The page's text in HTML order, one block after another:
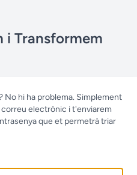
i Transformem
No hi ha problema. Simplement
electrònic i t'enviarem
que et permetrà triar